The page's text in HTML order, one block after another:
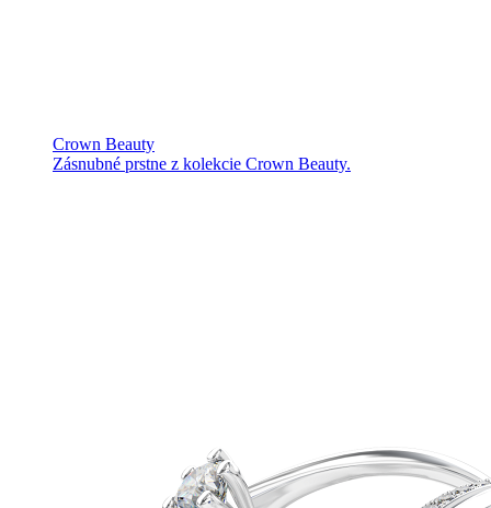
Crown Beauty
Zásnubné prstne z kolekcie Crown Beauty.